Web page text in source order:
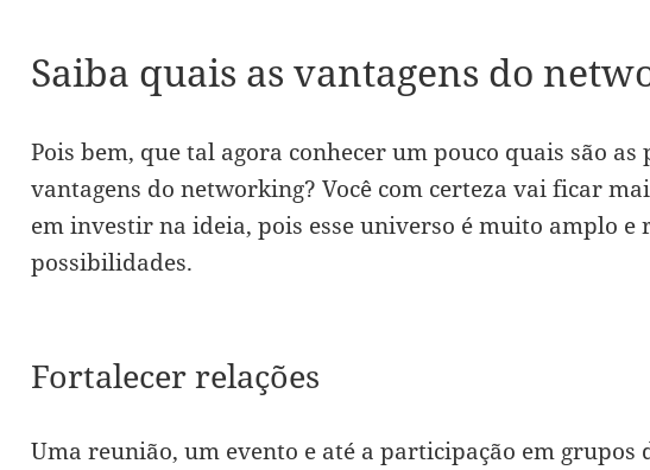
Saiba quais as vantagens do
Pois bem, que tal agora conhecer um pouco quais são
vantagens do networking? Você com certeza vai ficar
em investir na ideia, pois esse universo é muito amplo e
possibilidades.
Fortalecer relações
Uma reunião, um evento e até a participação em grupos